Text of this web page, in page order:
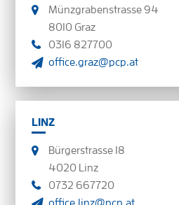
Münzgrabenstrasse 94
8010 Graz
0316 827700
office.graz@pcp.at
LINZ
Bürgerstrasse 18
4020 Linz
0732 667720